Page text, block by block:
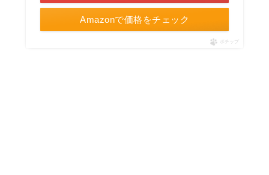
Amazonで価格をチェック
ポチップ